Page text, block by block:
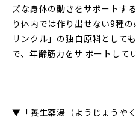
ズな身体の動きをサポートす
り体内では作り出せない9種
リンクル」の独自原料として
で、年齢筋力をサ ポートして
▼「養生薬湯（ようじょうやく